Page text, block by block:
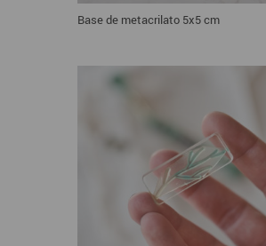
Base de metacrilato 5x5 cm